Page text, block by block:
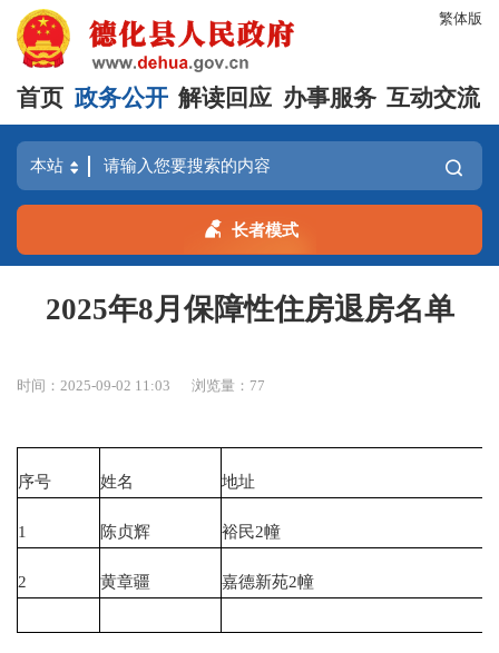
繁体版
首页 政务公开 解读回应 办事服务 互动交流
长者模式
2025年8月保障性住房退房名单
时间：2025-09-02 11:03 浏览量： 77
序号 姓名 地址
1 陈贞辉 裕民2幢
2 黄章疆 嘉德新苑2幢